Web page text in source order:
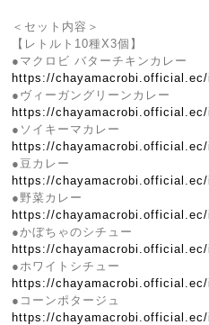
＜セット内容＞
【レトルト10種X3個】
●マクロビ バターチキンカレー
https://chayamacrobi.official.ec/
●ヴィーガングリーンカレー
https://chayamacrobi.official.ec/
●ソイキーマカレー
https://
●豆カレー
https://
●野菜カレー
https://
●かぼちゃのシチュー
https://
●ホワイトシチュー
https://
●コーンポタージュ
https://